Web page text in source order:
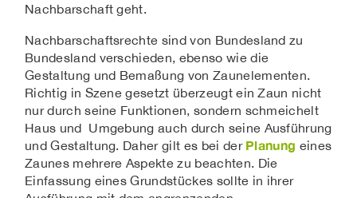
Nachbarschaft geht.
Nachbarschaftsrechte sind von Bundesland zu
Bundesland verschieden, ebenso wie die
Gestaltung und Bemaßung von Zaunelementen.
Richtig in Szene gesetzt überzeugt ein Zaun nicht
nur durch seine Funktionen, sondern schmeichelt
Haus und Umgebung auch durch seine Ausführung
und Gestaltung. Daher gilt es bei der Planung eines
Zaunes mehrere Aspekte zu beachten. Die
Einfassung eines Grundstückes sollte in ihrer